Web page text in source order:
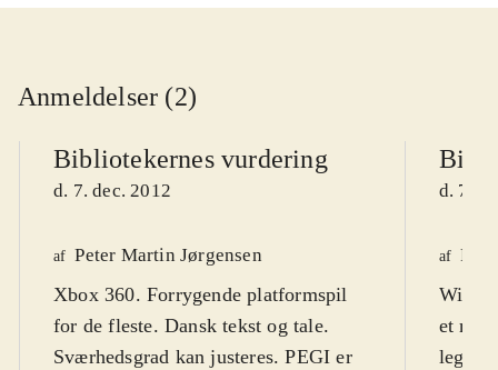
Anmeldelser (2)
Bibliotekernes vurdering
d. 7. dec. 2012
af Peter Martin Jørgensen
Xbox 360. Forrygende platformspil
for de fleste. Dansk tekst og tale.
Sværhedsgrad kan justeres. PEGI er
d. 7.
af
Wii.
et